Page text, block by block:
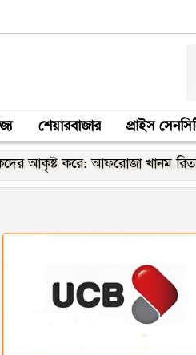
শেয়ারবাজার প্রাইস
আকৃষ্ট করে: আফরোজা খানম রিতা